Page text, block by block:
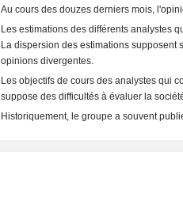
Au cours des douzes derniers mois,
Les estimations des différents analystes
La dispersion des estimations supposent
opinions divergentes.
Les objectifs de cours des analystes qui
suppose des difficultés à évaluer la
Historiquement, le groupe a souvent